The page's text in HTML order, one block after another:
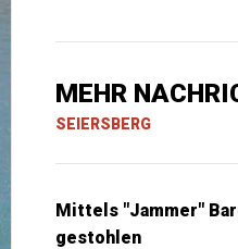
MEHR
SEIERSBERG
Mittels "Jammer"
gestohlen